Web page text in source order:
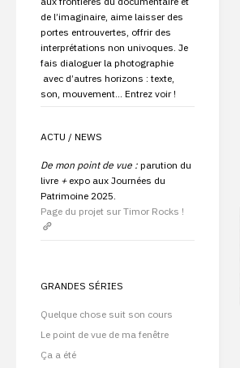
E
de l’imaginaire, aime laisser des
portes entrouvertes, offrir des
interprétations non univoques. Je
fais dialoguer la photographie
avec d’autres horizons : texte,
son, mouvement… Entrez voir !
ACTU / NEWS
De mon point de vue : parution du
livre + expo aux Journées du
Patrimoine 2025.
Page du projet sur Timor Rocks !
GRANDES SÉRIES
Quelque chose suit son cours
Le point de vue de ma fenêtre
Ça a été